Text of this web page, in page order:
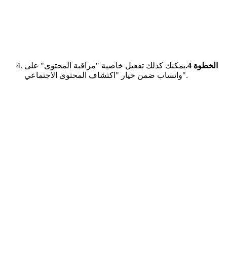
الخطوة 4.
يمكنك كذلك تفعيل خاصية "مراقبة المحتوى" على
واتساب ضمن خيار "اكتشاف المحتوى الاجتماعي".